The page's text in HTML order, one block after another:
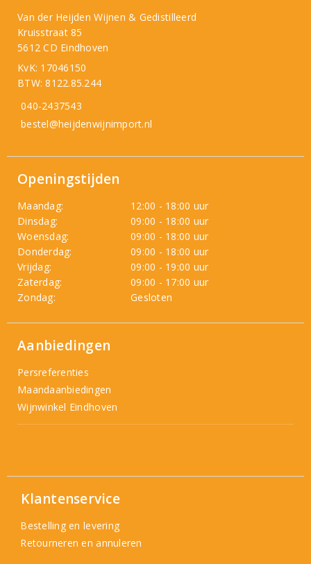
Van der Heijden Wijnen & Gedistilleerd
Kruisstraat 85
5612 CD Eindhoven
KvK: 17046150
BTW: 8122.85.244
040-2437543
bestel@heijdenwijnimport.nl
Openingstijden
Maandag:
12:00 - 18:00 uur
Dinsdag:
09:00 - 18:00 uur
Woensdag:
09:00 - 18:00 uur
Donderdag:
09:00 - 18:00 uur
Vrijdag:
09:00 - 19:00 uur
Zaterdag:
09:00 - 17:00 uur
Zondag:
Gesloten
Aanbiedingen
Persreferenties
Maandaanbiedingen
Wijnwinkel Eindhoven
Klantenservice
Bestelling en levering
Retourneren en annuleren